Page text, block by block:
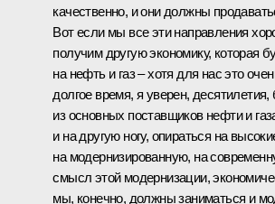
качественно, и они должны
Вот если мы все эти направления
получим другую экономику, которая
на нефть и газ – хотя для нас это
долгое время, я уверен,
из основных поставщиков нефти и
и на другую ногу, опираться на
на модернизированную, на
смысл этой модернизации,
мы, конечно, должны заниматься и